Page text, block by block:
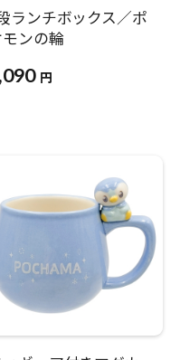
ランチボックス／ポ
ンの輪
円